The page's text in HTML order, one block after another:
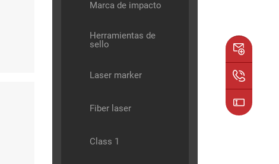
Marca de impacto
Herramientas de
sello
Laser marker
Fiber laser
Class 1